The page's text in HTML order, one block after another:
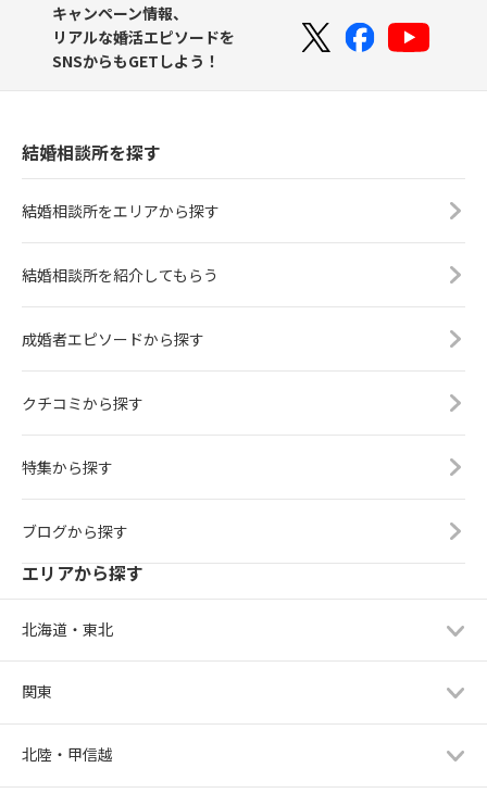
キャンペーン情報、
リアルな婚活エピソードを
SNSからもGETしよう！
結婚相談所を探す
結婚相談所をエリアから探す
結婚相談所を紹介してもらう
成婚者エピソードから探す
クチコミから探す
特集から探す
ブログから探す
エリアから探す
北海道・東北
関東
北陸・甲信越